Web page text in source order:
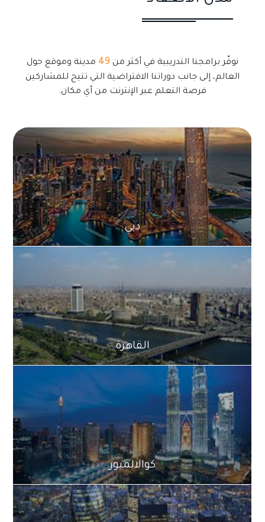
نوفّر برامجنا التدريبية في أكثر من 49 مدينة وموقع حول
العالم، إلى جانب دوراتنا الافتراضية التي تتيح للمشاركين
فرصة التعلم عبر الإنترنت من أي مكان.
دبي
القاهرة
كوالالمبور